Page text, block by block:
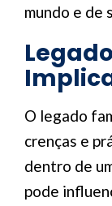
mundo e de
O legado
crenças e
dentro de
pode